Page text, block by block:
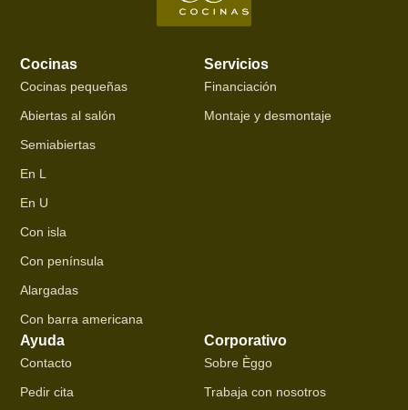
Cocinas
Cocinas pequeñas
Abiertas al salón
Semiabiertas
En L
En U
Con isla
Con península
Alargadas
Con barra americana
Servicios
Financiación
Montaje y desmontaje
Ayuda
Contacto
Pedir cita
Corporativo
Sobre Èggo
Trabaja con nosotros